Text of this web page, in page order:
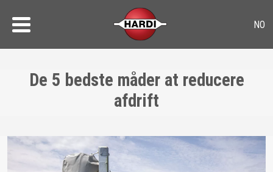
De 5 bedste måder at reducere
afdrift